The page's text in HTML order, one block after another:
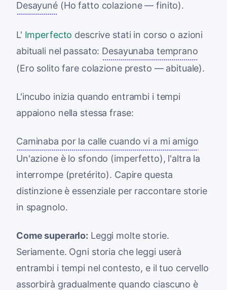
Desayuné(Ho fatto colazione — finito).
L' Imperfecto descrive stati in corso o azioni
abituali nel passato: Desayunaba temprano
(Ero solito fare colazione presto — abituale).
L'incubo inizia quando entrambi i tempi
appaiono nella stessa frase:
Caminaba por la calle cuando vi a mi amigo
Un'azione è lo sfondo (imperfetto), l'altra la
interrompe (pretérito). Capire questa
distinzione è essenziale per raccontare storie
in spagnolo.
Come superarlo: Leggi molte storie.
Seriamente. Ogni storia che leggi userà
entrambi i tempi nel contesto, e il tuo cervello
assorbirà gradualmente quando ciascuno è